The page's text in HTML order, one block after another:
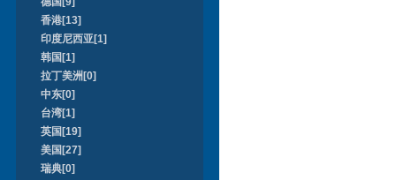
香港[13]
印度尼西亚[1]
韩国[1]
拉丁美洲[0]
中东[0]
台湾[1]
英国[19]
美国[27]
瑞典[0]